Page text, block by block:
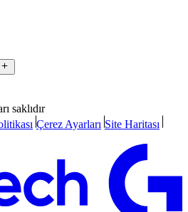
saklıdır
Çerez Ayarları Site Haritası